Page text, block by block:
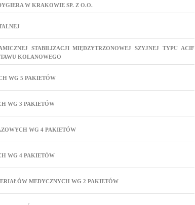
W KRAKOWIE SP. Z O.O.
STABILIZACJI MIĘDZYTRZONOWEJ SZYJNEJ TYPU ACIF
KOLANOWEGO
WG 5 PAKIETÓW
WG 3 PAKIETÓW
WG 4 PAKIETÓW
WG 4 PAKIETÓW
MEDYCZNYCH WG 2 PAKIETÓW